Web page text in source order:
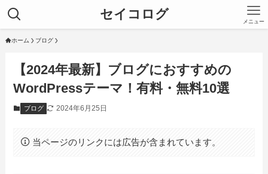
セイコログ メニュー
ホーム ブログ
【2024年最新】ブログにおすすめの
WordPressテーマ！有料・無料10選
ブログ 2024年6月25日
当ページのリンクには広告が含まれています。